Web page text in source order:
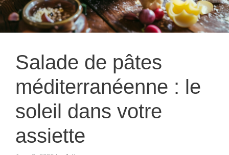
Salade de pâtes
méditerranéenne : le
soleil dans votre
assiette